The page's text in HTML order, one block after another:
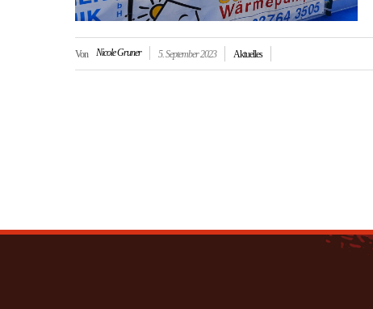
Von Nicole Gruner 5. September 2023 Aktuelles